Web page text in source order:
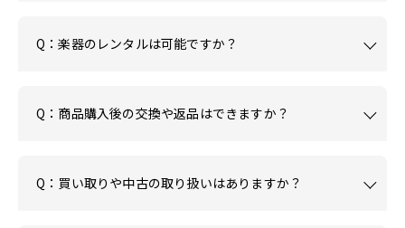
Q：楽器のレンタルは可能ですか？
Q：商品購入後の交換や返品はできますか？
Q：買い取りや中古の取り扱いはありますか？